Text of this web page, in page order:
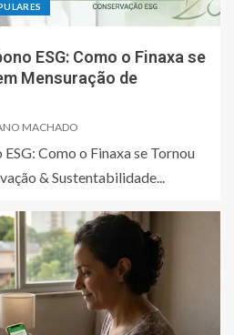
ESG: Como o Finaxa se
Mensuração de
MACHADO
Como o Finaxa se Tornou
& Sustentabilidade...